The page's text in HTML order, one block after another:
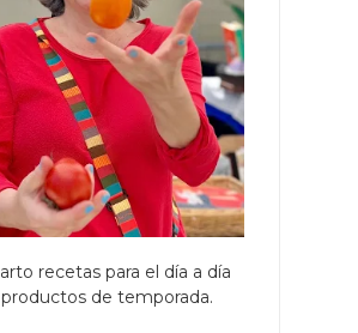
recetas para el día a día
de temporada.